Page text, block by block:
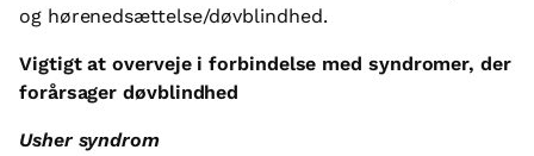
og hørenedsættelse/døvblindhed.
Vigtigt at overveje i forbindelse med syndromer, der
forårsager døvblindhed
Usher syndrom